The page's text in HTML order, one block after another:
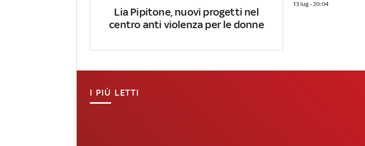
Lia Pipitone, nuovi progetti nel
centro anti violenza per le donne
13 lug - 20:04
I PIÙ LETTI